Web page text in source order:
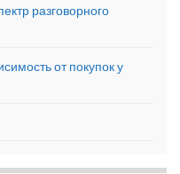
разговорного
от покупок у